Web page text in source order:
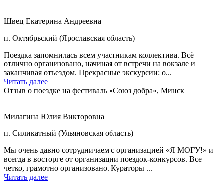
Швец Екатерина Андреевна
п. Октябрьский (Ярославская область)
Поездка запомнилась всем участникам коллектива. Всё
отлично организовано, начиная от встречи на вокзале и
заканчивая отъездом. Прекрасные экскурсии: о...
Читать далее
Отзыв о поездке на фестиваль «Союз добра», Минск
Милагина Юлия Викторовна
п. Силикатный (Ульяновская область)
Мы очень давно сотрудничаем с организацией «Я МОГУ!» и
всегда в восторге от организации поездок-конкурсов. Все
четко, грамотно организовано. Кураторы ...
Читать далее